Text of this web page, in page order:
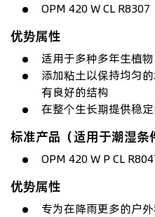
OPM 420 W CL R8307
优势属性
适用于多种多年生植物
添加粘土以保持均匀
有良好的结构
在整个生长期提供稳
标准产品（适用于潮湿条
OPM 420 W P CL
优势属性
专为在降雨更多的户